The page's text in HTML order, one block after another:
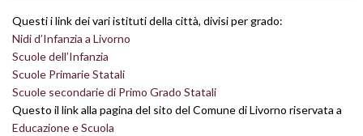
Questi i link dei vari istituti della città, divisi per grado:
Nidi d’Infanzia a Livorno
Scuole dell’Infanzia
Scuole Primarie Statali
Scuole secondarie di Primo Grado Statali
Questo il link alla pagina del sito del Comune di Livorno riservata a
Educazione e Scuola